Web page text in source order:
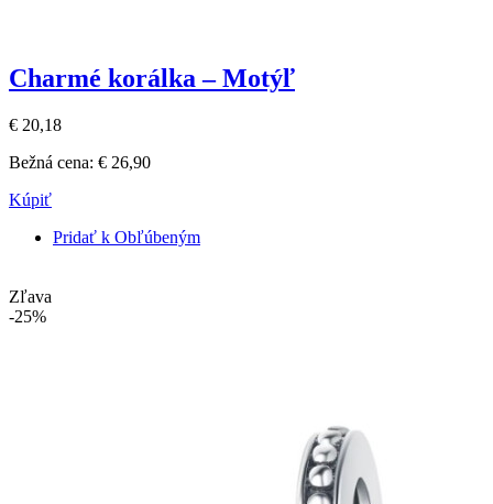
Charmé korálka – Motýľ
€ 20,18
Bežná cena: € 26,90
Kúpiť
Pridať k Obľúbeným
Zľava
-25%